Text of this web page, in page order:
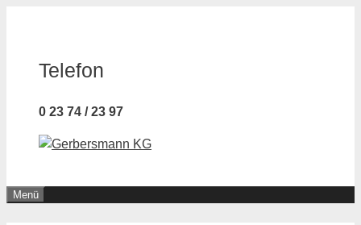
Telefon
0 23 74 / 23 97
Menü